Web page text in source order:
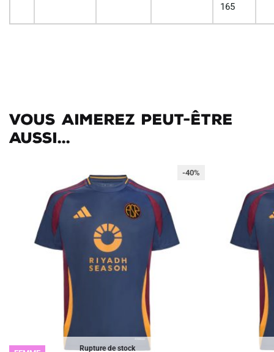
165
Vous aimerez peut-être
aussi...
Rupture de stock
-40%